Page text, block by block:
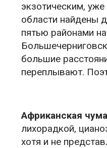
экзотическим,
области найдены
пятью районами
большие
переплывают.
Африканская
лихорадкой,
хотя и не